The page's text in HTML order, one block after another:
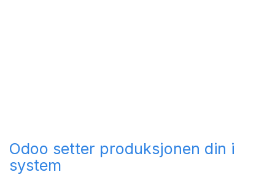
Odoo setter produksjonen din i
system